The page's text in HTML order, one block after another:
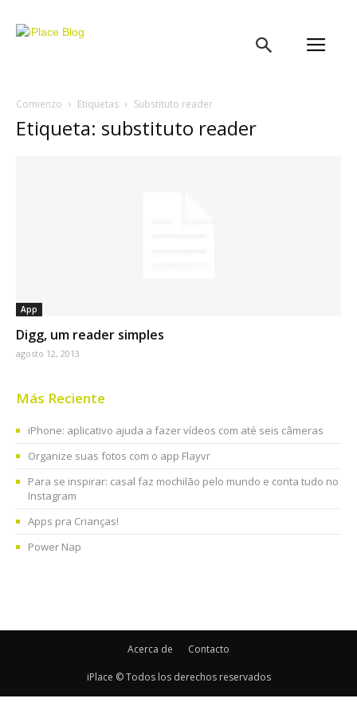
Comienzo Etiquetas Substituto reader
Etiqueta: substituto reader
App
Digg, um reader simples
agosto 12, 2013
Más Reciente
iPhone: aplicativo ajuda a fazer vídeos com até seis câmeras
Organize suas fotos com o app Flayvr
Para se inspirar: casal faz mochilão pelo mundo e conta tudo no
Instagram
Apps pra Crianças!
Power Nap
Acerca de Contacto
iPlace © Todos los derechos reservados